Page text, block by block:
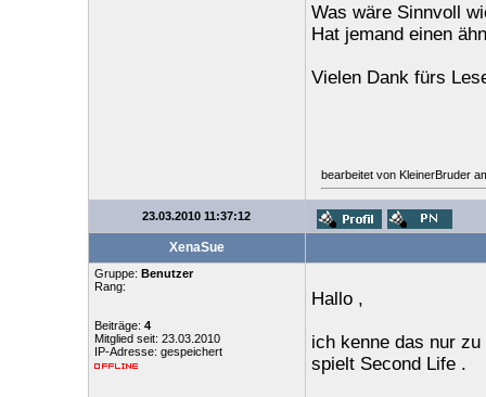
Was wäre Sinnvoll
Hat jemand einen
Vielen Dank fürs
bearbeitet von KleinerBruder
23.03.2010 11:37:12
XenaSue
Gruppe: Benutzer
Rang:
Beiträge: 4
Mitglied seit: 23.03.2010
IP-Adresse: gespeichert
Hallo ,
ich kenne das nur
spielt Second Life .